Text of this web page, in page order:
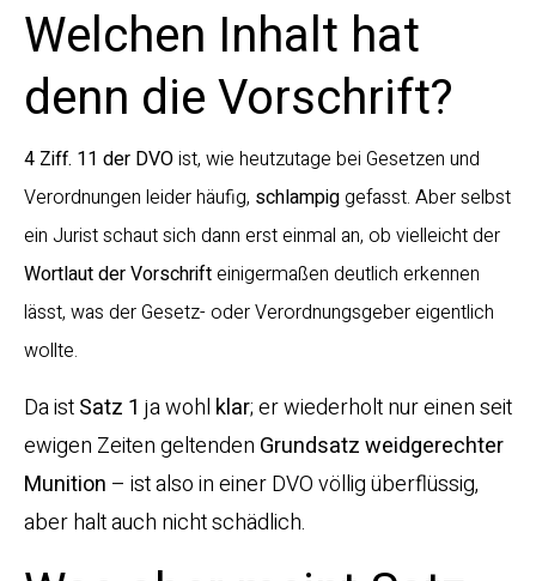
Welchen Inhalt hat
denn die Vorschrift?
4 Ziff. 11 der DVOist, wie heutzutage bei Gesetzen und
Verordnungen leider häufig, schlampiggefasst. Aber selbst
ein Jurist schaut sich dann erst einmal an, ob vielleicht der
Wortlaut der Vorschrifteinigermaßen deutlich erkennen
lässt, was der Gesetz- oder Verordnungsgeber eigentlich
wollte.
Da istSatz 1 ja wohl klar; er wiederholt nur einen seit
ewigen Zeiten geltenden Grundsatz weidgerechter
Munition – ist also in einer DVO völlig überflüssig,
aber halt auch nicht schädlich.